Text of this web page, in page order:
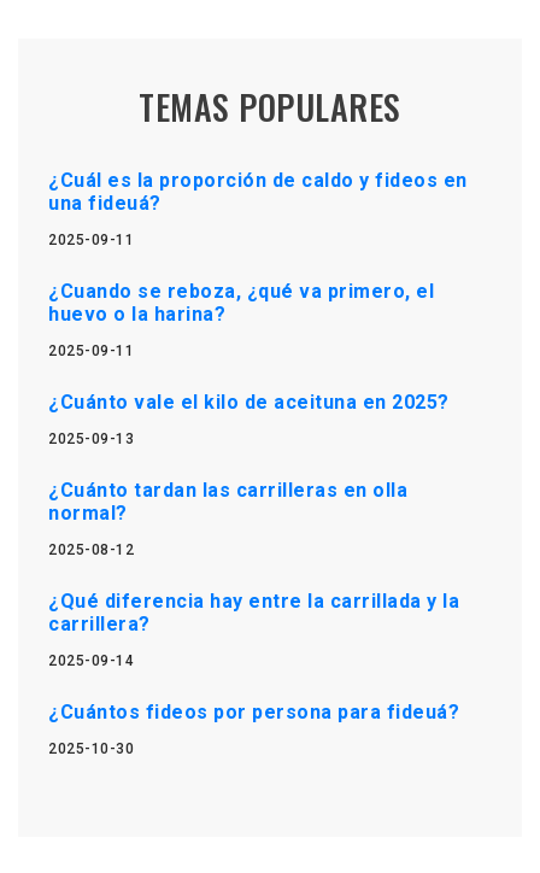
TEMAS POPULARES
¿Cuál es la proporción de caldo y fideos en
una fideuá?
2025-09-11
¿Cuando se reboza, ¿qué va primero, el
huevo o la harina?
2025-09-11
¿Cuánto vale el kilo de aceituna en 2025?
2025-09-13
¿Cuánto tardan las carrilleras en olla
normal?
2025-08-12
¿Qué diferencia hay entre la carrillada y la
carrillera?
2025-09-14
¿Cuántos fideos por persona para fideuá?
2025-10-30